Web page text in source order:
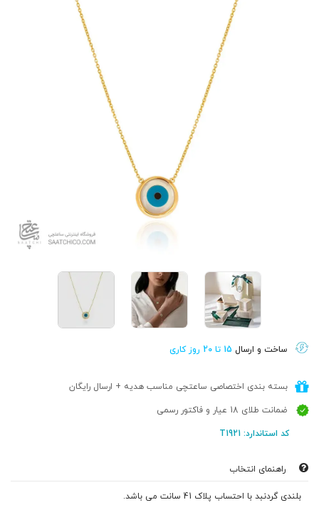
ساخت و ارسال 15 تا 20 روز کاری
بسته بندی اختصاصی ساعتچی مناسب هدیه + ارسال رایگان
ضمانت طلای 18 عیار و فاکتور رسمی
کد استاندارد: T1921
راهنمای انتخاب
بلندی گردنبد با احتساب پلاک 41 سانت می باشد.